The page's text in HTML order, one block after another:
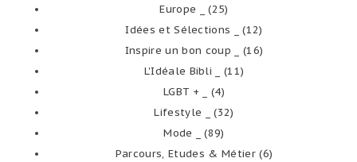
Europe _
(25)
Idées et Sélections _
(12)
Inspire un bon coup _
(16)
L'Idéale Bibli _
(11)
LGBT + _
(4)
Lifestyle _
(32)
Mode _
(89)
Parcours, Etudes & Métier(6)